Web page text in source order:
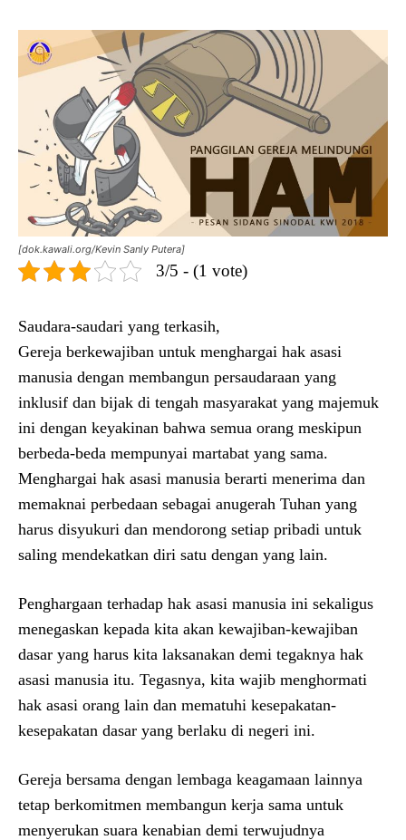
[dok.kawali.org/Kevin Sanly Putera]
3/5 - (1 vote)
Saudara-saudari yang terkasih,
Gereja berkewajiban untuk menghargai hak asasi
manusia dengan membangun persaudaraan yang
inklusif dan bijak di tengah masyarakat yang majemuk
ini dengan keyakinan bahwa semua orang meskipun
berbeda-beda mempunyai martabat yang sama.
Menghargai hak asasi manusia berarti menerima dan
memaknai perbedaan sebagai anugerah Tuhan yang
harus disyukuri dan mendorong setiap pribadi untuk
saling mendekatkan diri satu dengan yang lain.
Penghargaan terhadap hak asasi manusia ini sekaligus
menegaskan kepada kita akan kewajiban-kewajiban
dasar yang harus kita laksanakan demi tegaknya hak
asasi manusia itu. Tegasnya, kita wajib menghormati
hak asasi orang lain dan mematuhi kesepakatan-
kesepakatan dasar yang berlaku di negeri ini.
Gereja bersama dengan lembaga keagamaan lainnya
tetap berkomitmen membangun kerja sama untuk
menyerukan suara kenabian demi terwujudnya